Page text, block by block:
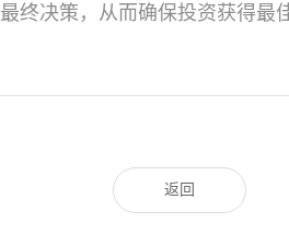
终决策，从而确保投资获得最
返回